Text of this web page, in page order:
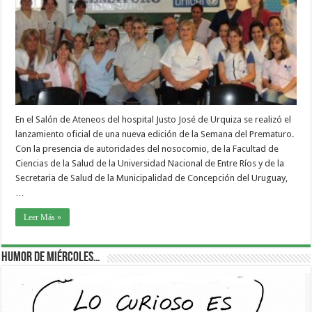
En el Salón de Ateneos del hospital Justo José de Urquiza se realizó el
lanzamiento oficial de una nueva edición de la Semana del Prematuro.
Con la presencia de autoridades del nosocomio, de la Facultad de
Ciencias de la Salud de la Universidad Nacional de Entre Ríos y de la
Secretaria de Salud de la Municipalidad de Concepción del Uruguay,
Leer Más »
Humor de Miércoles…